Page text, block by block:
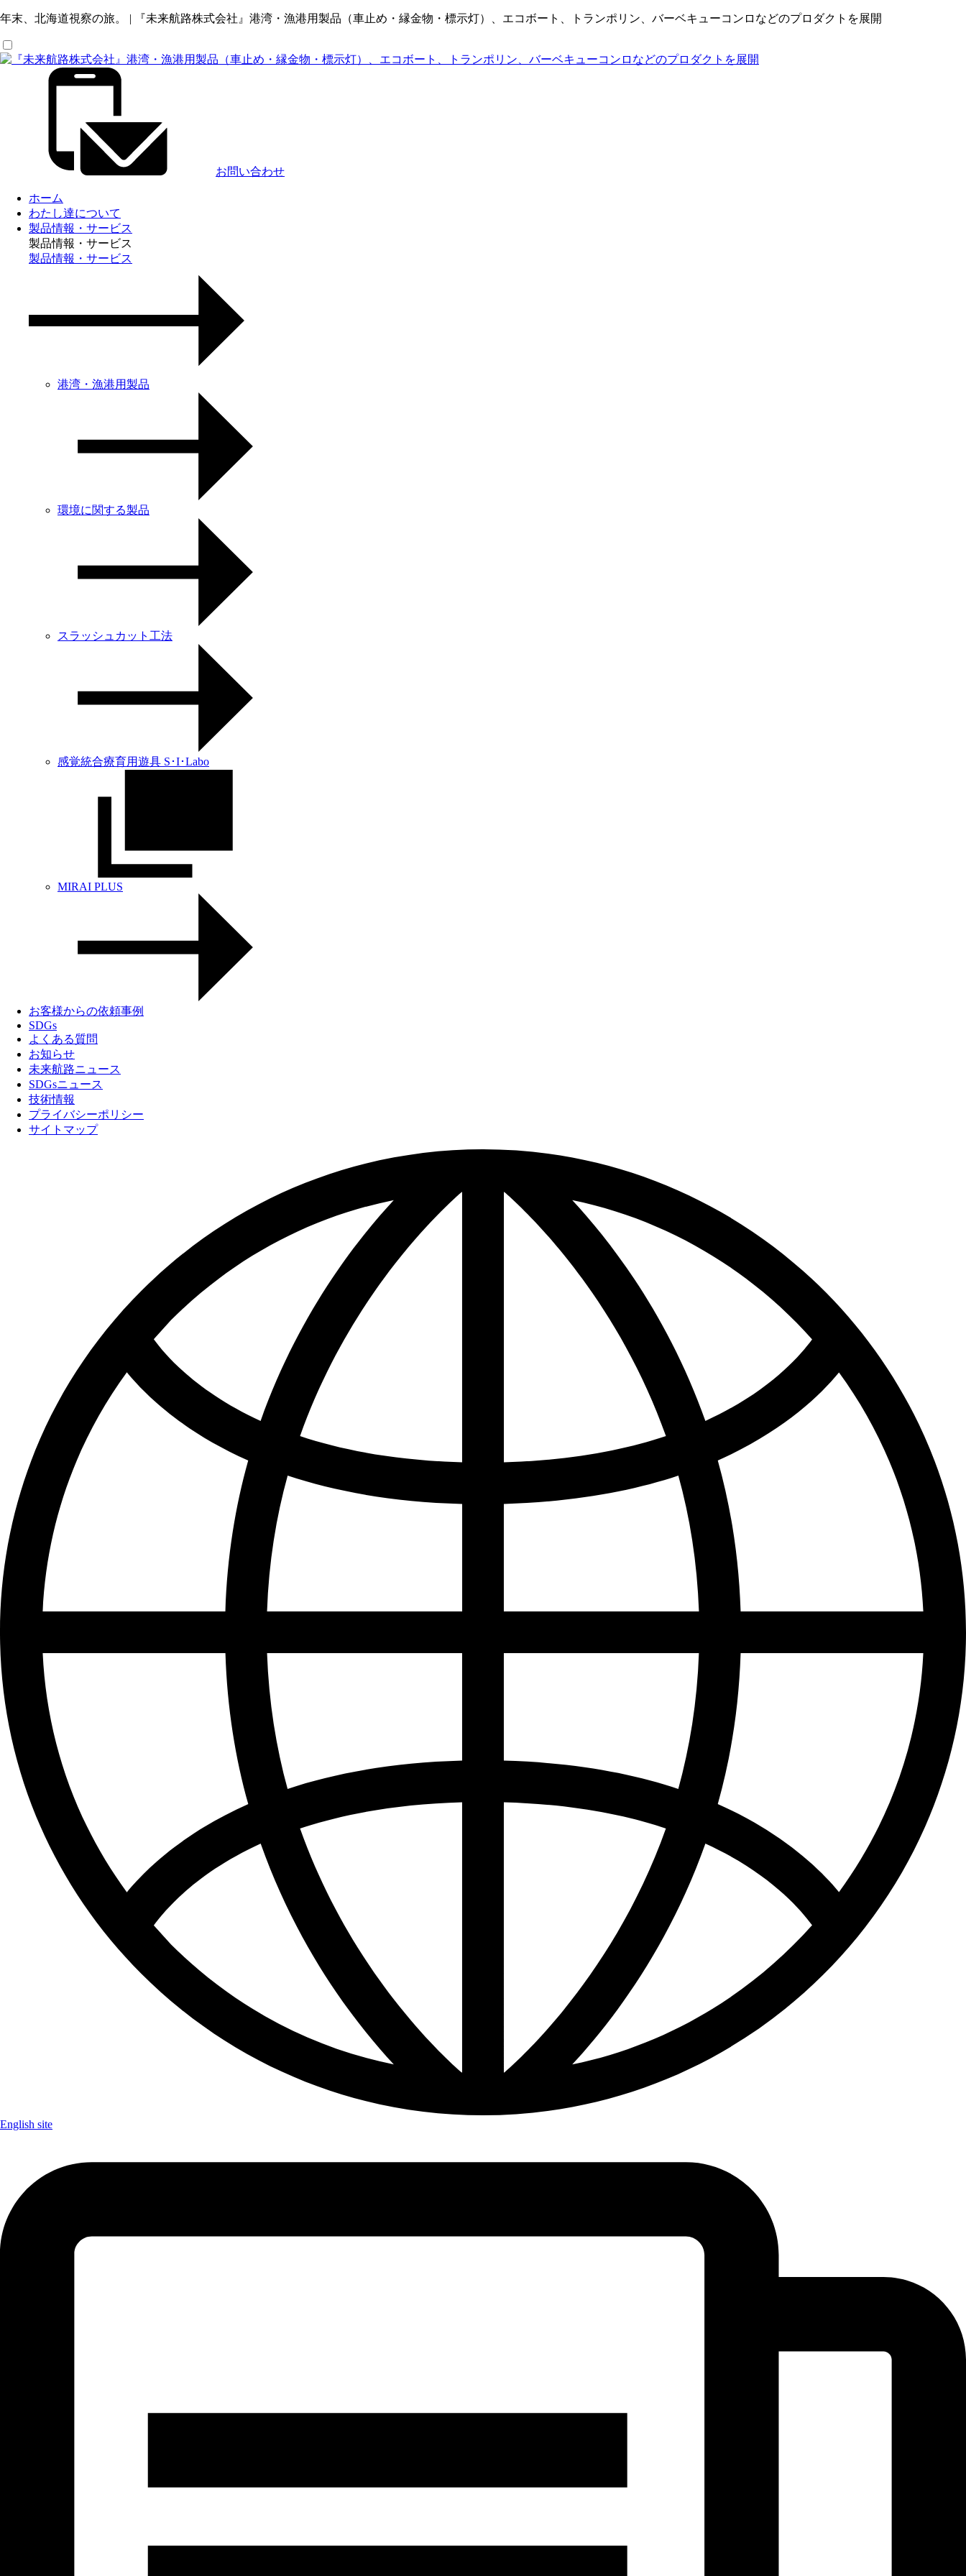
年末、北海道視察の旅。 | 『未来航路株式会社』港湾・漁港用製品（車止め・縁金物・標示灯）、エコボート、トランポリン、バーベキューコンロなどのプロダクトを展開
お問い合わせ
ホーム
わたし達について
製品情報・サービス
製品情報・サービス
製品情報・サービス
港湾・漁港用製品
環境に関する製品
スラッシュカット工法
感覚統合療育用遊具 S･I･Labo
MIRAI PLUS
お客様からの依頼事例
SDGs
よくある質問
お知らせ
未来航路ニュース
SDGsニュース
技術情報
プライバシーポリシー
サイトマップ
English site